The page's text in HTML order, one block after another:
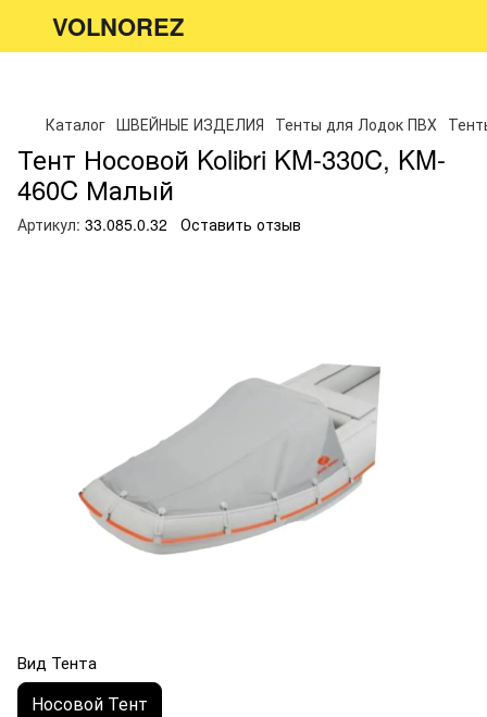
VOLNOREZ
Каталог ШВЕЙНЫЕ ИЗДЕЛИЯ Тенты для Лодок ПВХ
Тент Носовой Kolibri KM-330C, KM-
460C Малый
Артикул: 33.085.0.32 Оставить отзыв
Вид Тента
Носовой Тент